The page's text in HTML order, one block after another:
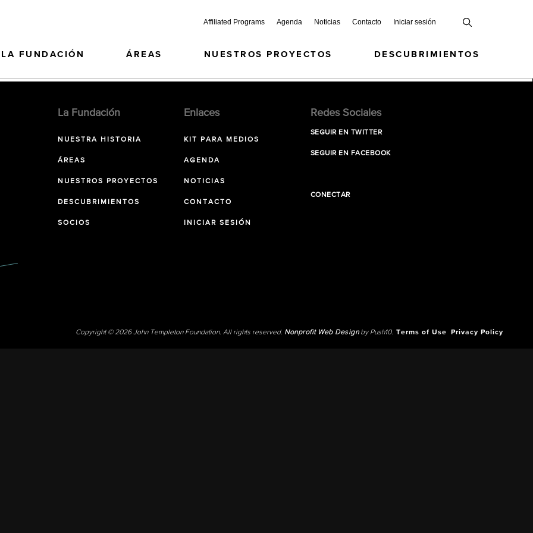
Affiliated Programs Agenda Noticias Contacto Iniciar sesión
LA FUNDACIÓN ÁREAS NUESTROS PROYECTOS DESCUBRIMIENTOS
La Fundación
NUESTRA HISTORIA
ÁREAS
NUESTROS PROYECTOS
DESCUBRIMIENTOS
SOCIOS
Enlaces
KIT PARA MEDIOS
AGENDA
NOTICIAS
CONTACTO
INICIAR SESIÓN
Redes Sociales
SEGUIR EN TWITTER
SEGUIR EN FACEBOOK
CONECTAR
Copyright © 2026 John Templeton Foundation. All rights reserved. Nonprofit Web Designby Push10. Terms of Use Privacy Policy